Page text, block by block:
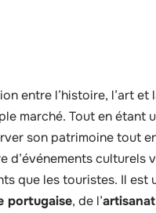
entre l’histoire, l’art et
marché. Tout en étant
son patrimoine tout
d’événements culturels
que les touristes. Il est
portugaise, de l’artisanat